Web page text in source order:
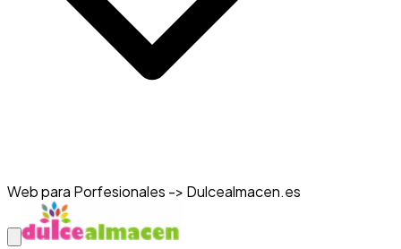
Web para Porfesionales -> Dulcealmacen.es